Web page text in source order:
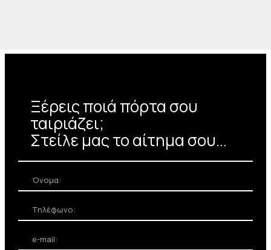
χρωμάτων
περιορίζει το χρώμα της πόρτας.
Δώστε το ύφος που θέλετε
κρατώντας το κόστος του έργου
χαμηλά
Κατασκευαστική Υπεροχή
Ξέρεις ποιά πόρτα σου
ταιριάζει;
Στείλε μας το αίτημα σου...